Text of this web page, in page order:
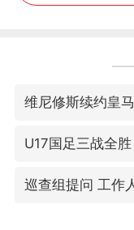
维尼修斯续约皇马
U17国足三战全胜